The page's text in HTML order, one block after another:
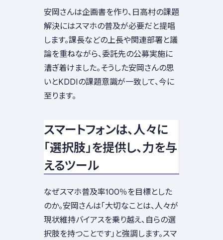
安岡さんは企画書を作り、日高村の課題
解決にはスマホの普及が必要だと提唱
します。課長などの上長や関連部署と議
論を重ねながら、委託先の公募実施に
漕ぎ着けました。そうした安岡さんの思
いとKDDIの課題意識が一致して、今に
至ります。
スマートフォンは、人々に
「選択肢」を提供し、力を与
えるツール
なぜスマホ普及率100％を目標とした
のか。安岡さんは「大切なことは、人々が
現状維持バイアスを乗り越え、自らの選
択肢を持つことです」と強調します。スマ